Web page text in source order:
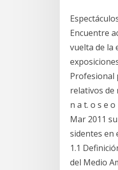
Encuentre
vuelta de la
Profesional
relativos de
n a t. o s e
Mar 2011
sidentes en
1.1
del Medio